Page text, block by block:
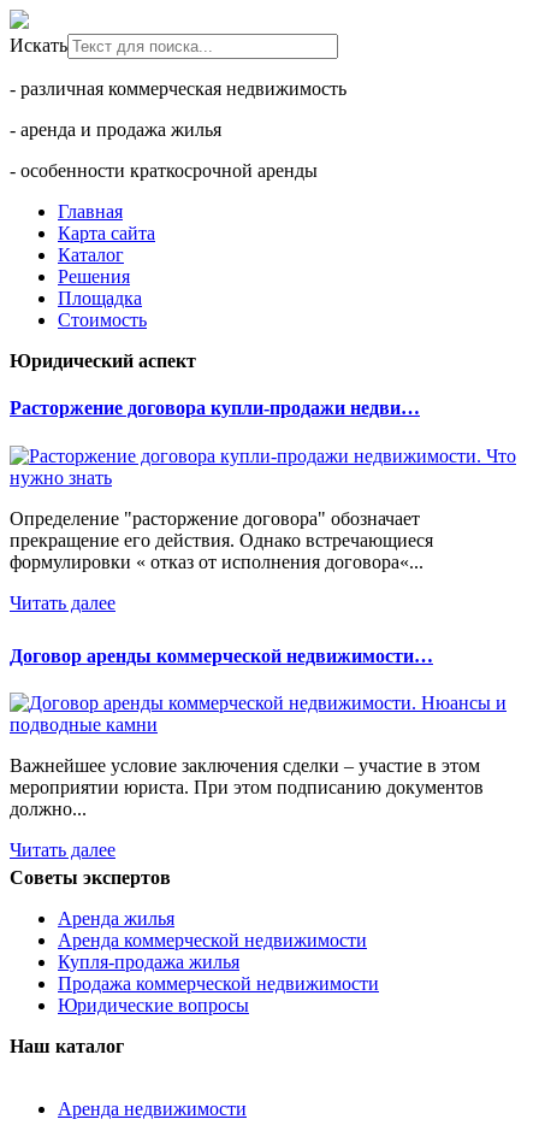
Искать
- различная коммерческая недвижимость
- аренда и продажа жилья
- особенности краткосрочной аренды
Главная
Карта сайта
Каталог
Решения
Площадка
Стоимость
Юридический аспект
Расторжение договора купли-продажи недви…
Определение "расторжение договора" обозначает
прекращение его действия. Однако встречающиеся
формулировки « отказ от исполнения договора«...
Читать далее
Договор аренды коммерческой недвижимости…
Важнейшее условие заключения сделки – участие в этом
мероприятии юриста. При этом подписанию документов
должно...
Читать далее
Советы экспертов
Аренда жилья
Аренда коммерческой недвижимости
Купля-продажа жилья
Продажа коммерческой недвижимости
Юридические вопросы
Наш каталог
Аренда недвижимости